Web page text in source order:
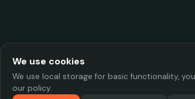
We use cookies
We use local storage for basic functionality,
our policy.